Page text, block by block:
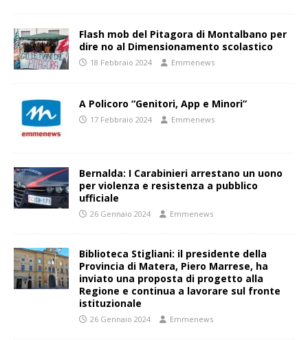
Flash mob del Pitagora di Montalbano per
dire no al Dimensionamento scolastico
18 Febbraio 2024 Emmenews
A Policoro “Genitori, App e Minori”
17 Febbraio 2024 Emmenews
Bernalda: I Carabinieri arrestano un uono
per violenza e resistenza a pubblico
ufficiale
26 Gennaio 2024 Emmenews
Biblioteca Stigliani: il presidente della
Provincia di Matera, Piero Marrese, ha
inviato una proposta di progetto alla
Regione e continua a lavorare sul fronte
istituzionale
26 Gennaio 2024 Emmenews